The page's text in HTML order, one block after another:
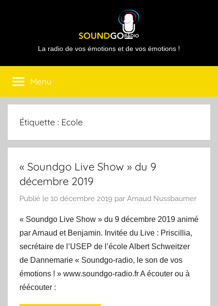
Sound
Go
Radio
La radio de vos émotions et de vos émotions !
Menu
Étiquette : Ecole
« Soundgo Live Show » du 9
décembre 2019
Publié le 10 décembre 2019 par Arnaud Nussbaumer
« Soundgo Live Show » du 9 décembre 2019 animé
par Arnaud et Benjamin. Invitée du Live : Priscillia,
secrétaire de l’USEP de l’école Albert Schweitzer
de Dannemarie « Soundgo-radio, le son de vos
émotions ! » www.soundgo-radio.fr A écouter ou à
réécouter :